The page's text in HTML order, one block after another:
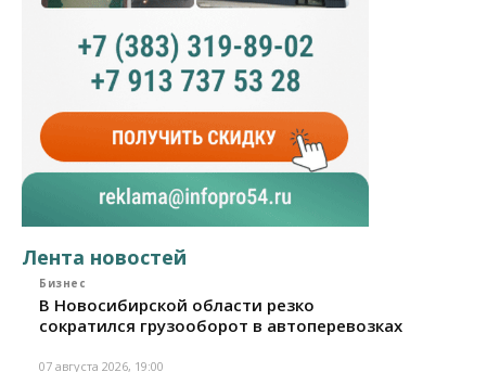
Лента новостей
Бизнес
В Новосибирской области резко
сократился грузооборот в автоперевозках
07 августа 2026, 19:00